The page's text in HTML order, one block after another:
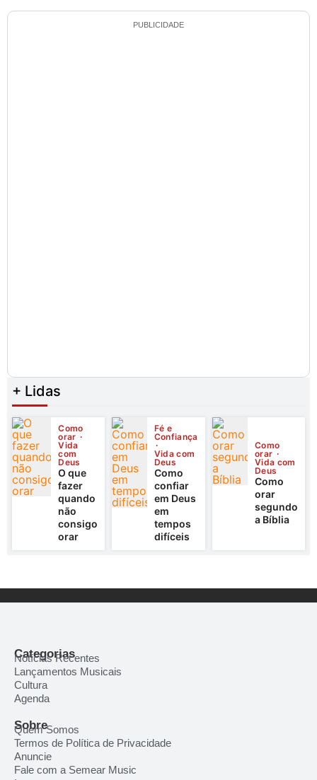
PUBLICIDADE
+ Lidas
Como
orar
Vida
com
Deus
O que
fazer
quando
não
consigo
orar
Fé e
Confiança
Vida com
Deus
Como
confiar
em Deus
em
tempos
difíceis
Como
orar
Vida com
Deus
Como
orar
segundo
a Bíblia
Categorias
Notícias Recentes
Lançamentos Musicais
Cultura
Agenda
Sobre
Quem Somos
Termos de Política de Privacidade
Anuncie
Fale com a Semear Music